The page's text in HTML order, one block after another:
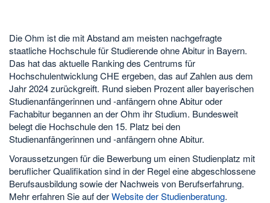
Die Ohm ist die mit Abstand am meisten nachgefragte
staatliche Hochschule für Studierende ohne Abitur in Bayern.
Das hat das aktuelle Ranking des Centrums für
Hochschulentwicklung CHE ergeben, das auf Zahlen aus dem
Jahr 2024 zurückgreift. Rund sieben Prozent aller bayerischen
Studienanfängerinnen und -anfängern ohne Abitur oder
Fachabitur begannen an der Ohm ihr Studium. Bundesweit
belegt die Hochschule den 15. Platz bei den
Studienanfängerinnen und -anfängern ohne Abitur.
Voraussetzungen für die Bewerbung um einen Studienplatz mit
beruflicher Qualifikation sind in der Regel eine abgeschlossene
Berufsausbildung sowie der Nachweis von Berufserfahrung.
Mehr erfahren Sie auf derWebsite der Studienberatung.